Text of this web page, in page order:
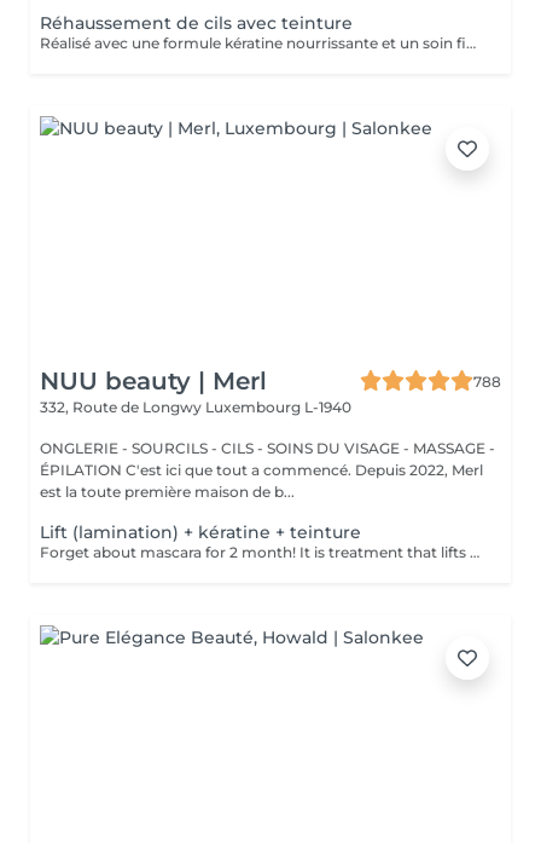
Réhaussement de cils avec teinture
Réalisé avec une formule kératine nourrissante et un soin fixateur, il offre un effet mascara longue durée (6 à 8 semaines)
NUU beauty | Merl
788
332, Route de Longwy Luxembourg L-1940
ONGLERIE - SOURCILS - CILS - SOINS DU VISAGE - MASSAGE -
ÉPILATION C'est ici que tout a commencé. Depuis 2022, Merl
est la toute première maison de b...
Lift (lamination) + kératine + teinture
Forget about mascara for 2 month! It is treatment that lifts and curls your natural lashes to make them look longer and give them an attractive shape that will open up your eyes. How is lash lamination done? - lashes are washed - eye pad is placed - silicone rods are placed - perming solution is applied - lifting solution is left on the lashes for approximately 15 min - noutralizing solution is applied to reform the disulfide lashes bonds - henna or paint is applied - keratin (serum is applied to keep the lashes hydrated and healthy) - silicone rods are removed Age restrictions: recommended to do from 14 years. Post procedure recommendations: do not wash eyelashes 24 hours after the procedure. Frequency: once in 8 weeks.